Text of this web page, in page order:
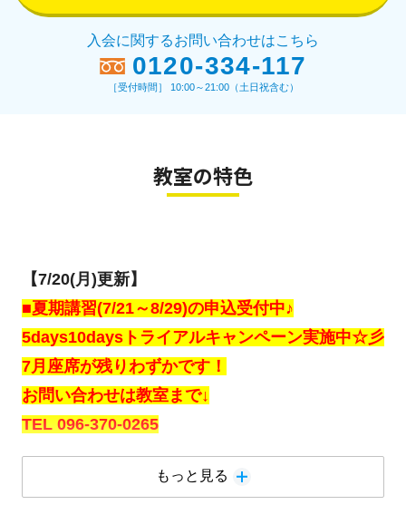
入会に関するお問い合わせはこちら
0120-334-117
［受付時間］ 10:00～21:00（土日祝含む）
教室の特色
【7/20(月)更新】
■夏期講習(7/21～8/29)の申込受付中♪
5days10daysトライアルキャンペーン実施中☆彡
7月座席が残りわずかです！
お問い合わせは教室まで↓
TEL 096-370-0265
明光義塾田迎教室です。
もっと見る